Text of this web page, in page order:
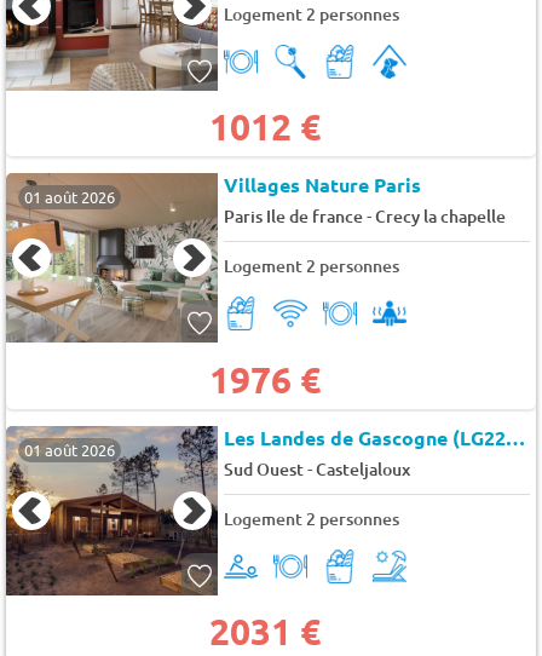
Logement 2 personnes
1012 €
01 août 2026 Villages Nature Paris
Paris Ile de france-Crecy la chapelle
Logement 2 personnes
1976 €
01 août 2026 Les Landes de Gascogne (LG2243)
Sud Ouest-Casteljaloux
Logement 2 personnes
2031 €